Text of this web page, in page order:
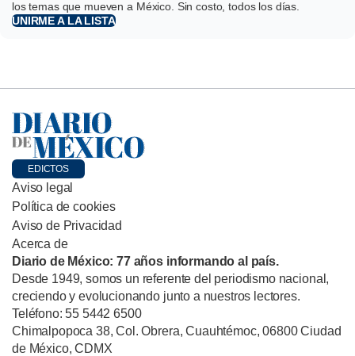
los temas que mueven a México. Sin costo, todos los días.
UNIRME A LA LISTA
EDICTOS
Aviso legal
Política de cookies
Aviso de Privacidad
Acerca de
Diario de México: 77 años informando al país.
Desde 1949, somos un referente del periodismo nacional,
creciendo y evolucionando junto a nuestros lectores.
Teléfono: 55 5442 6500
Chimalpopoca 38, Col. Obrera, Cuauhtémoc, 06800 Ciudad
de México, CDMX